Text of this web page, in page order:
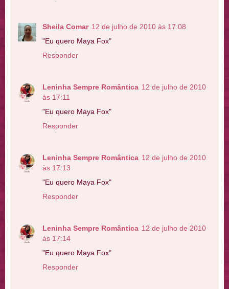
Sheila Comar 12 de julho de 2010 às 17:08
"Eu quero Maya Fox"
Responder
Leninha Sempre Romântica 12 de julho de 2010
às 17:11
"Eu quero Maya Fox"
Responder
Leninha Sempre Romântica 12 de julho de 2010
às 17:13
"Eu quero Maya Fox"
Responder
Leninha Sempre Romântica 12 de julho de 2010
às 17:14
"Eu quero Maya Fox"
Responder